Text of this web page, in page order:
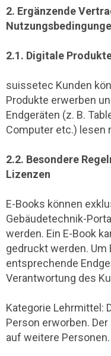
2. Ergänzende
2.1. Digitale
suissetec Kunden
Produkte erwerben
Endgeräten (z. B.
Computer etc.) lesen
2.2. Besondere
Lizenzen
E-Books können
Gebäudetechnik-
werden. Ein E-Book
gedruckt werden. Um
entsprechende
Verantwortung des
Kategorie Lehrmittel:
Person erworben.
auf weitere Personen.